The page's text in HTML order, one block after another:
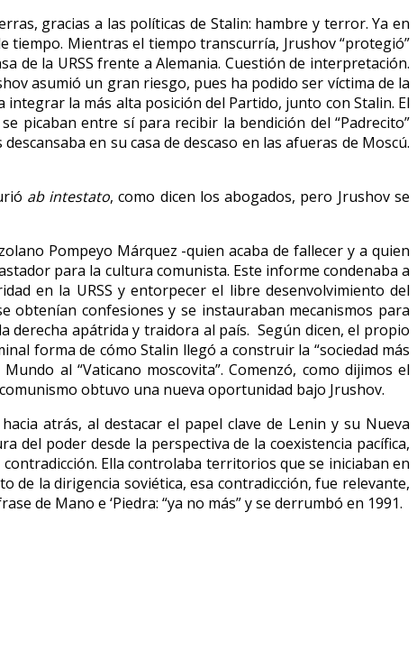
gracias a las políticas de Stalin: hambre y terror. Ya en
tiempo. Mientras el tiempo transcurría, Jrushov “protegió”
de la URSS frente a Alemania. Cuestión de interpretación.
asumió un gran riesgo, pues ha podido ser víctima de la
la más alta posición del Partido, junto con Stalin. El
picaban entre sí para recibir la bendición del “Padrecito”
en su casa de descaso en las afueras de Moscú.
ab intestato, como dicen los abogados, pero Jrushov se
Pompeyo Márquez -quien acaba de fallecer y a quien
para la cultura comunista. Este informe condenaba a
en la URSS y entorpecer el libre desenvolvimiento del
obtenían confesiones y se instauraban mecanismos para
derecha apátrida y traidora al país. Según dicen, el propio
forma de cómo Stalin llegó a construir la “sociedad más
al “Vaticano moscovita”. Comenzó, como dijimos el
obtuvo una nueva oportunidad bajo Jrushov.
atrás, al destacar el papel clave de Lenin y su Nueva
del poder desde la perspectiva de la coexistencia pacífica,
Ella controlaba territorios que se iniciaban en
de la dirigencia soviética, esa contradicción, fue relevante,
de Mano e ‘Piedra: “ya no más” y se derrumbó en 1991.